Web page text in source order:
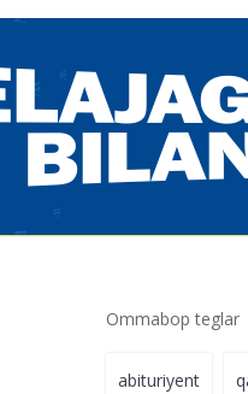
tayyorlanib,
hujjat topshirish